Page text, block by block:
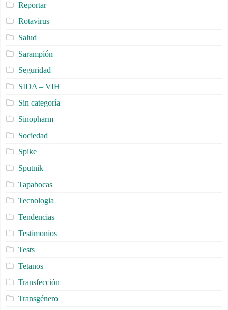
Reportar
Rotavirus
Salud
Sarampión
Seguridad
SIDA – VIH
Sin categoría
Sinopharm
Sociedad
Spike
Sputnik
Tapabocas
Tecnologia
Tendencias
Testimonios
Tests
Tetanos
Transfección
Transgénero